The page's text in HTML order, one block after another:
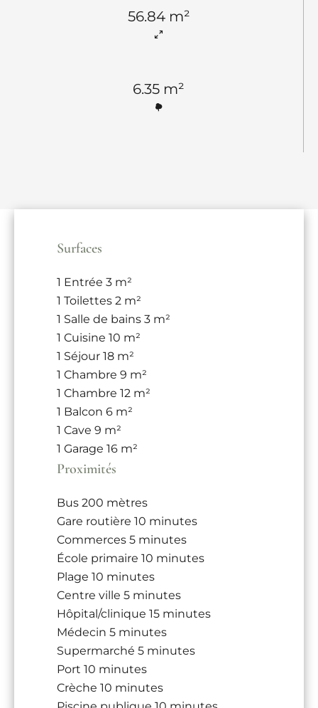
56.84 m²
6.35 m²
Surfaces
1 Entrée 3 m²
1 Toilettes 2 m²
1 Salle de bains 3 m²
1 Cuisine 10 m²
1 Séjour 18 m²
1 Chambre 9 m²
1 Chambre 12 m²
1 Balcon 6 m²
1 Cave 9 m²
1 Garage 16 m²
Proximités
Bus 200 mètres
Gare routière 10 minutes
Commerces 5 minutes
École primaire 10 minutes
Plage 10 minutes
Centre ville 5 minutes
Hôpital/clinique 15 minutes
Médecin 5 minutes
Supermarché 5 minutes
Port 10 minutes
Crèche 10 minutes